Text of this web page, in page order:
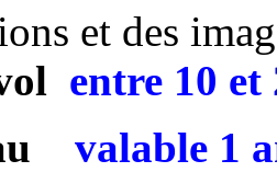
et des
entre 10 et
valable 1